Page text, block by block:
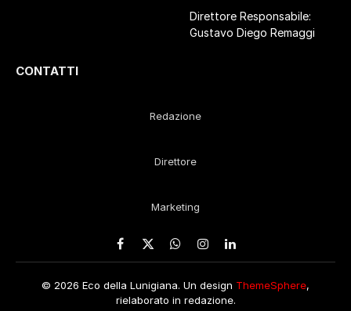
Direttore Responsabile:
Gustavo Diego Remaggi
CONTATTI
Redazione
Direttore
Marketing
Facebook
X
WhatsApp
Instagram
LinkedIn
© 2026 Eco della Lunigiana. Un design ThemeSphere,
rielaborato in redazione.